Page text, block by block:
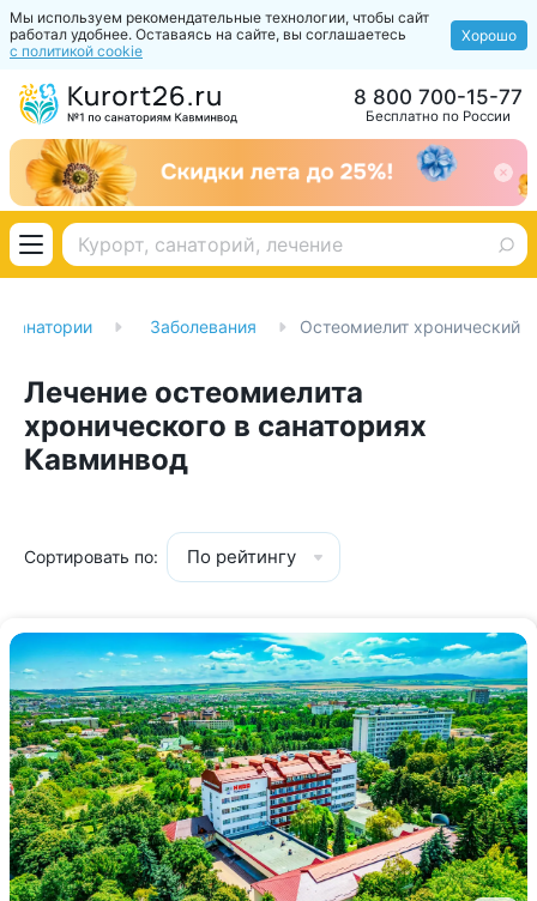
Мы используем рекомендательные технологии, чтобы сайт
работал удобнее. Оставаясь на сайте, вы соглашаетесь
с политикой cookie
Хорошо
Бесплатно по России
8 800 700-15-77
Санатории Заболевания Остеомиелит хронический
Лечение остеомиелита
хронического в санаториях
Кавминвод
Сортировать по: По рейтингу